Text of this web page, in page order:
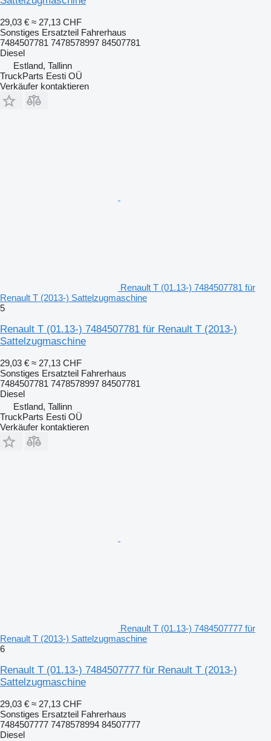
29,03 € ≈ 27,13 CHF
Sonstiges Ersatzteil Fahrerhaus
7484507781 7478578997 84507781
Diesel
Estland, Tallinn
TruckParts Eesti OÜ
Verkäufer kontaktieren
Renault T (01.13-) 7484507781 für
Renault T (2013-) Sattelzugmaschine
5
Renault T (01.13-) 7484507781 für Renault T (2013-)
Sattelzugmaschine
29,03 € ≈ 27,13 CHF
Sonstiges Ersatzteil Fahrerhaus
7484507781 7478578997 84507781
Diesel
Estland, Tallinn
TruckParts Eesti OÜ
Verkäufer kontaktieren
Renault T (01.13-) 7484507777 für
Renault T (2013-) Sattelzugmaschine
6
Renault T (01.13-) 7484507777 für Renault T (2013-)
Sattelzugmaschine
29,03 € ≈ 27,13 CHF
Sonstiges Ersatzteil Fahrerhaus
7484507777 7478578994 84507777
Diesel